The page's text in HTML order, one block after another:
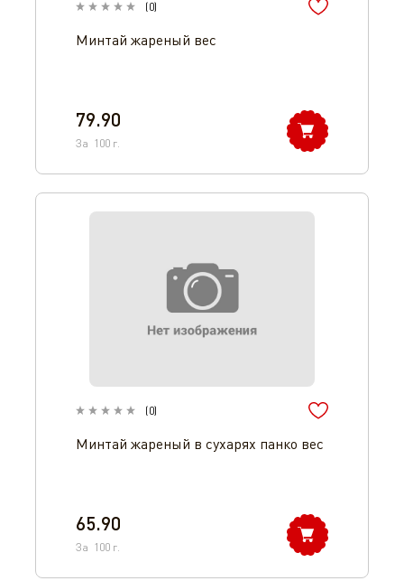
(0)
Минтай жареный вес
79.90
За 100 г.
(0)
Минтай жареный в сухарях панко вес
65.90
За 100 г.